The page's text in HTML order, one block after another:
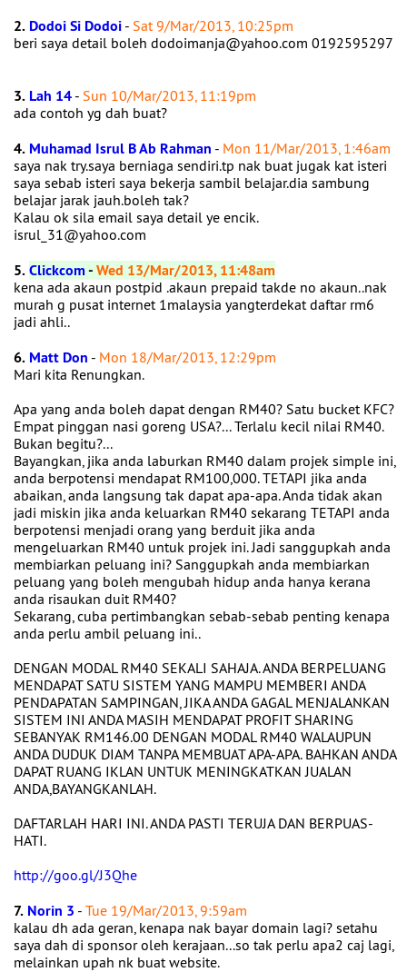
2. Dodoi Si Dodoi - Sat 9/Mar/2013, 10:25pm
beri saya detail boleh dodoimanja@yahoo.com 0192595297
3. Lah 14 - Sun 10/Mar/2013, 11:19pm
ada contoh yg dah buat?
4. Muhamad Isrul B Ab Rahman - Mon 11/Mar/2013, 1:46am
saya nak try.saya berniaga sendiri.tp nak buat jugak kat isteri
saya sebab isteri saya bekerja sambil belajar.dia sambung
belajar jarak jauh.boleh tak?
Kalau ok sila email saya detail ye encik.
isrul_31@yahoo.com
5.Clickcom-Wed 13/Mar/2013, 11:48am
kena ada akaun postpid .akaun prepaid takde no akaun..nak
murah g pusat internet 1malaysia yangterdekat daftar rm6
jadi ahli..
6. Matt Don - Mon 18/Mar/2013, 12:29pm
Mari kita Renungkan.
Apa yang anda boleh dapat dengan RM40? Satu bucket KFC?
Empat pinggan nasi goreng USA?... Terlalu kecil nilai RM40.
Bukan begitu?...
Bayangkan, jika anda laburkan RM40 dalam projek simple ini,
anda berpotensi mendapat RM100,000. TETAPI jika anda
abaikan, anda langsung tak dapat apa-apa. Anda tidak akan
jadi miskin jika anda keluarkan RM40 sekarang TETAPI anda
berpotensi menjadi orang yang berduit jika anda
mengeluarkan RM40 untuk projek ini. Jadi sanggupkah anda
membiarkan peluang ini? Sanggupkah anda membiarkan
peluang yang boleh mengubah hidup anda hanya kerana
anda risaukan duit RM40?
Sekarang, cuba pertimbangkan sebab-sebab penting kenapa
anda perlu ambil peluang ini..
DENGAN MODAL RM40 SEKALI SAHAJA. ANDA BERPELUANG
MENDAPAT SATU SISTEM YANG MAMPU MEMBERI ANDA
PENDAPATAN SAMPINGAN, JIKA ANDA GAGAL MENJALANKAN
SISTEM INI ANDA MASIH MENDAPAT PROFIT SHARING
SEBANYAK RM146.00 DENGAN MODAL RM40 WALAUPUN
ANDA DUDUK DIAM TANPA MEMBUAT APA-APA. BAHKAN ANDA
DAPAT RUANG IKLAN UNTUK MENINGKATKAN JUALAN
ANDA,BAYANGKANLAH.
DAFTARLAH HARI INI. ANDA PASTI TERUJA DAN BERPUAS-
HATI.
http://goo.gl/J3Qhe
7. Norin 3 - Tue 19/Mar/2013, 9:59am
kalau dh ada geran, kenapa nak bayar domain lagi? setahu
saya dah di sponsor oleh kerajaan...so tak perlu apa2 caj lagi,
melainkan upah nk buat website.